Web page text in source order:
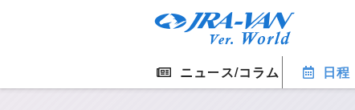
ニュース/コラム 日程